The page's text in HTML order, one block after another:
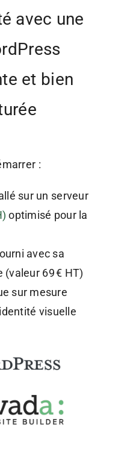
avec une
et bien
:
sur un serveur
optimisé pour la
avec sa
(valeur 69 € HT)
sur mesure
visuelle